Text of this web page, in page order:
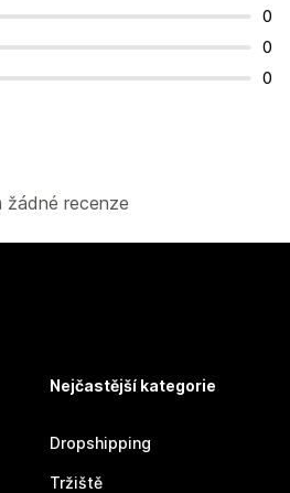
0
0
0
žádné recenze
Nejčastější kategorie
Dropshipping
Tržiště